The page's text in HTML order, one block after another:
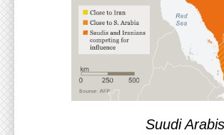
Suudi